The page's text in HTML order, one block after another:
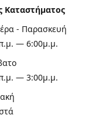
Καταστήματος
- Παρασκευή
— 6:00μ.μ.
— 3:00μ.μ.